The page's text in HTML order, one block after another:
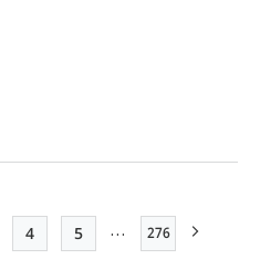
Page
4
Page
5 … 276